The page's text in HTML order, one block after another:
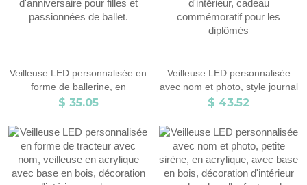
Veilleuse LED personnalisée en
forme de ballerine, en
acrylique, avec base en bois,
chambre d'enfant, cadeau
d'anniversaire pour filles et
passionnées de ballet.
$ 35.05
Veilleuse LED personnalisée
avec nom et photo, style journal
de remise de diplômes, lampe
en bois, décoration d'intérieur,
cadeau commémoratif pour les
diplômés
$ 43.52